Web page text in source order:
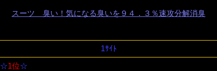
スーツ 臭い！気になる臭いを９４．３％速攻分解消臭
1ｻｲﾄ
☆1位☆